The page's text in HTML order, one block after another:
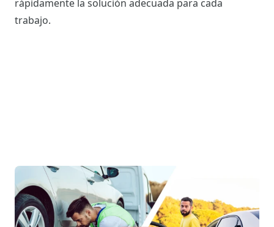
rápidamente la solución adecuada para cada
trabajo.